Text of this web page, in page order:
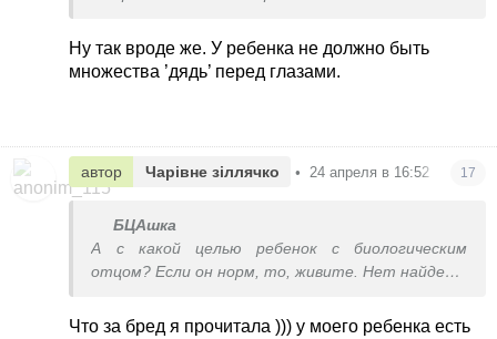
Ну так вроде же. У ребенка не должно быть
множества ’дядь’ перед глазами.
автор Чарівне зіллячко • 24 апреля в 16:52 17
БЦАшка
А с какой целью ребенок с биологическим
отцом? Если он норм, то, живите. Нет найдете
отблагодарен в старости.
Что за бред я прочитала ))) у моего ребенка есть